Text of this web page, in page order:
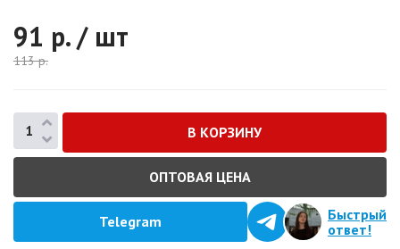
91 р. / шт
113р.
ОПТОВАЯ ЦЕНА
Telegram
Быстрый
ответ!